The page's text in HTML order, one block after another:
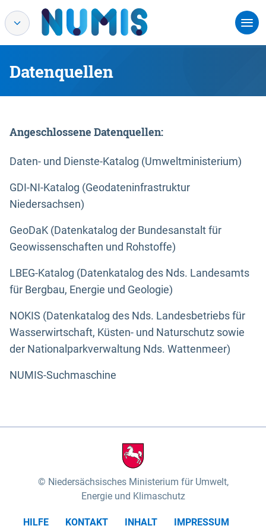
Datenquellen
Angeschlossene Datenquellen:
Daten- und Dienste-Katalog (Umweltministerium)
GDI-NI-Katalog (Geodateninfrastruktur
Niedersachsen)
GeoDaK (Datenkatalog der Bundesanstalt für
Geowissenschaften und Rohstoffe)
LBEG-Katalog (Datenkatalog des Nds. Landesamts
für Bergbau, Energie und Geologie)
NOKIS (Datenkatalog des Nds. Landesbetriebs für
Wasserwirtschaft, Küsten- und Naturschutz sowie
der Nationalparkverwaltung Nds. Wattenmeer)
NUMIS-Suchmaschine
Niedersächsisches Ministerium für Umwelt,
Energie und Klimaschutz
HILFE KONTAKT INHALT
IMPRESSUM